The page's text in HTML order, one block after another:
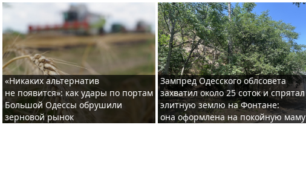
«Никаких альтернатив
не появится»: как удары по портам
Большой Одессы обрушили
зерновой рынок
Зампред Одесского облсовета
захватил около 25 соток и спрятал
элитную землю на Фонтане:
она оформлена на покойную маму